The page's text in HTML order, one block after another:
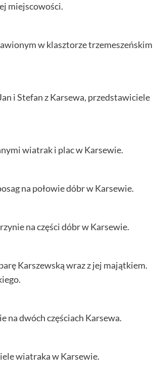
miejscowości.
w klasztorze trzemeszeńskim
i Stefan z Karsewa, przedstawiciele
wiatrak i plac w Karsewie.
na połowie dóbr w Karsewie.
na części dóbr w Karsewie.
Karszewską wraz z jej majątkiem.
na dwóch częściach Karsewa.
wiatraka w Karsewie.